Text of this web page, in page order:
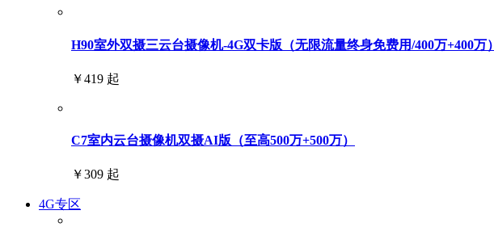
H90室外双摄三云台摄像机-4G双卡版（无限流量终身免费用/400万+400万）
￥419 起
C7室内云台摄像机双摄AI版（至高500万+500万）
￥309 起
4G专区